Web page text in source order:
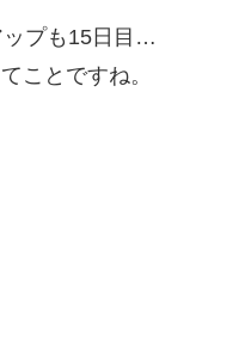
ップも15日目…
ことですね。